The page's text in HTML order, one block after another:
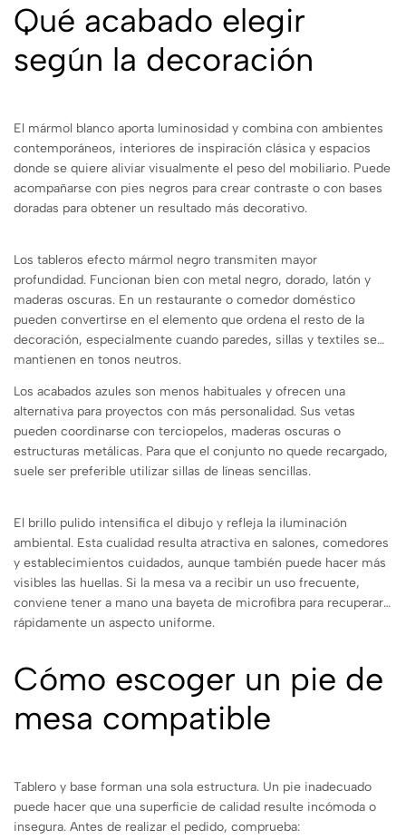
Qué acabado elegir
según la decoración
El mármol blanco aporta luminosidad y combina con ambientes
contemporáneos, interiores de inspiración clásica y espacios
donde se quiere aliviar visualmente el peso del mobiliario. Puede
acompañarse con pies negros para crear contraste o con bases
doradas para obtener un resultado más decorativo.
Los tableros efecto mármol negro transmiten mayor
profundidad. Funcionan bien con metal negro, dorado, latón y
maderas oscuras. En un restaurante o comedor doméstico
pueden convertirse en el elemento que ordena el resto de la
decoración, especialmente cuando paredes, sillas y textiles se
mantienen en tonos neutros.
Los acabados azules son menos habituales y ofrecen una
alternativa para proyectos con más personalidad. Sus vetas
pueden coordinarse con terciopelos, maderas oscuras o
estructuras metálicas. Para que el conjunto no quede recargado,
suele ser preferible utilizar sillas de líneas sencillas.
El brillo pulido intensifica el dibujo y refleja la iluminación
ambiental. Esta cualidad resulta atractiva en salones, comedores
y establecimientos cuidados, aunque también puede hacer más
visibles las huellas. Si la mesa va a recibir un uso frecuente,
conviene tener a mano una bayeta de microfibra para recuperar
rápidamente un aspecto uniforme.
Cómo escoger un pie de
mesa compatible
Tablero y base forman una sola estructura. Un pie inadecuado
puede hacer que una superficie de calidad resulte incómoda o
insegura. Antes de realizar el pedido, comprueba: